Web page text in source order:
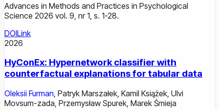
Advances in Methods and Practices in Psychological
Science 2026 vol. 9, nr 1, s. 1-28.
DOILink
2026
HyConEx: Hypernetwork classifier with
counterfactual explanations for tabular data
Oleksii Furman, Patryk Marszałek, Kamil Książek, Ulvi
Movsum-zada, Przemysław Spurek, Marek Śmieja